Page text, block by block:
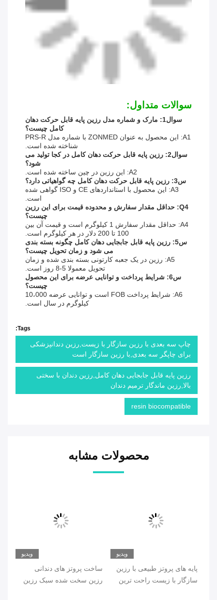
سوالات متداول:
سوال1: مارک و شماره مدل رزین پایه قابل حرکت دهان
کامل چیست؟
A1: این محصول به عنوان ZONMED با شماره مدل PRS-R
شناخته شده است.
سوال2: رزین پایه قابل حرکت دهان کامل در کجا تولید می
شود؟
A2: این رزین در چین ساخته شده است.
س3: رزین پایه قابل حرکت دهان کامل چه گواهیاتی دارد؟
A3: این محصول با استانداردهای CE و ISO گواهی شده
است.
Q4: حداقل مقدار سفارش و محدوده قیمت برای این رزین
چیست؟
A4: حداقل مقدار سفارش 1 کیلوگرم است و قیمت آن بین
100 تا 200 دلار در هر کیلوگرم است.
س5: رزین پایه قابل جابجایی دهان کامل چگونه بسته بندی
می شود و زمان تحویل چیست؟
A5: رزین در یک جعبه کارتونی بسته بندی شده و زمان
تحویل معمولا 5-8 روز است.
س6: شرایط پرداخت و توانایی عرضه برای این محصول
چیست؟
A6: شرایط پرداخت FOB است و توانایی عرضه 10،000
کیلوگرم در سال است.
Tags:
چاپ سه بعدی با رزین سازگار با زیست,رزین دندانپزشکی
برای چاپگر سه بعدی,با رزین سازگار است
رزین پایه قابل جابجایی دهان کامل,رزین دندان با سختی
بالا,رزین ماندگار ترمیم دندان
resin biocompatible
محصولات مشابه
ویدیو
پایه های پروتز طبیعی با رزین
سازگار با زیست راحت ترین
ویدیو
ساخت پروتز های دندانی
رزین سخت شده سبک رزین